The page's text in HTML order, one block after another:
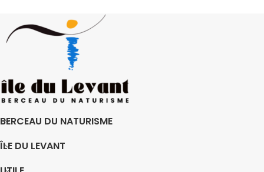
BERCEAU DU NATURISME
ÎLE DU LEVANT